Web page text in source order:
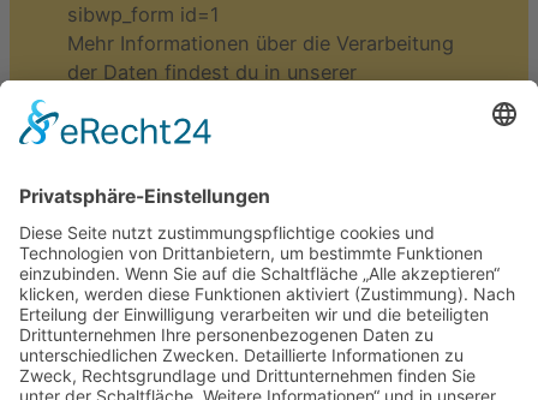
sibwp_form id=1
Mehr Informationen über die Verarbeitung
der Daten findest du in unserer
jederzeit wieder über den Abmeldelink in
↑ nach oben
THEMEN
Shop-Kategorien
Kampfsportarten
Selbstverteidigung